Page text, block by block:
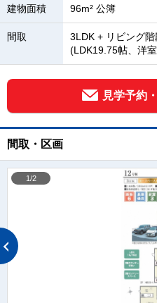
建物面積 96m² 公簿
間取
3LDK + リビング
(LDK19.75帖、洋
見学予約
間取・区画
1/2